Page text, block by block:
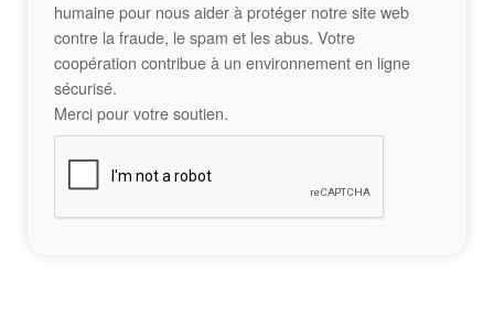
humaine pour nous aider à protéger notre site web
contre la fraude, le spam et les abus. Votre
coopération contribue à un environnement en ligne
sécurisé.
Merci pour votre soutien.